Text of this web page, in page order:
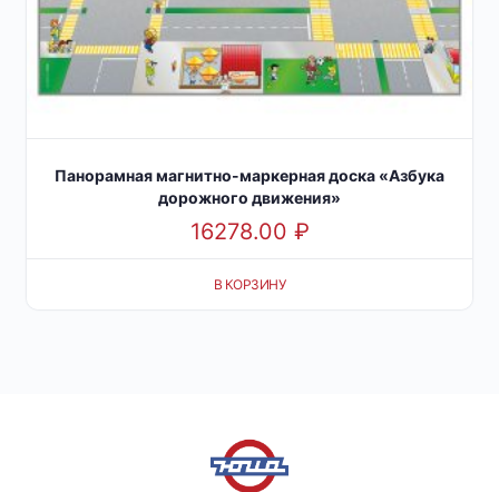
Панорамная магнитно-маркерная доска «Азбука
дорожного движения»
16278.00 ₽
В КОРЗИНУ